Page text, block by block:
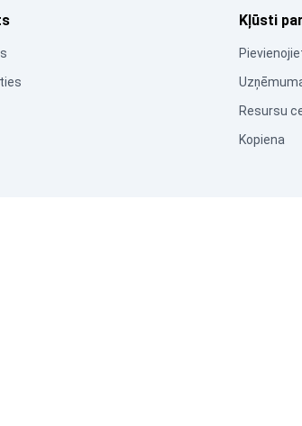
Kļūsti
Resursu
Kopiena